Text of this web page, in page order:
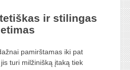
ir stilingas
pamirštamas iki pat
turi milžinišką įtaką tiek